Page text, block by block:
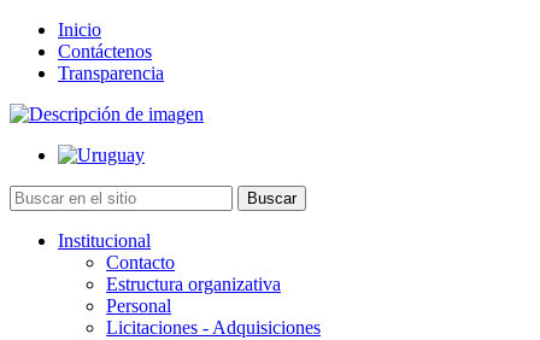
Inicio
Contáctenos
Transparencia
Institucional
Contacto
Estructura organizativa
Personal
Licitaciones - Adquisiciones